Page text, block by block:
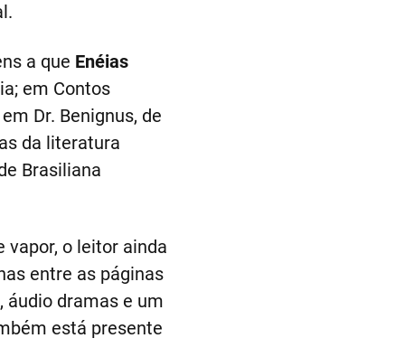
a que Enéias
em Contos
Dr. Benignus, de
da literatura
Brasiliana
o leitor ainda
entre as páginas
áudio dramas e um
está presente